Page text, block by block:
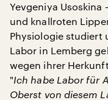
Yevgeniya Usoskina
und knallroten
Physiologie studiert
Labor in Lemberg
wegen ihrer
"Ich habe Labor für
Oberst von diesem